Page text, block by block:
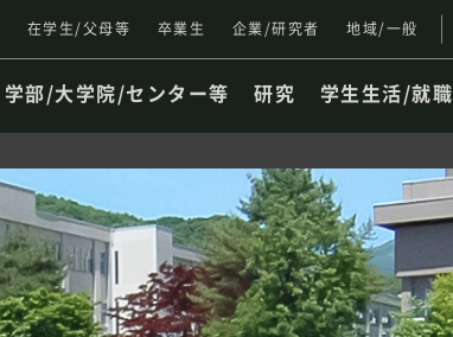
在学生/父母等 卒業生 企業/研究者 地域/一般
学部/大学院/センター等 研究 学生生活/就職